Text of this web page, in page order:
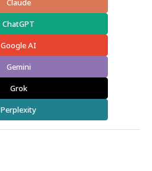
Claude
ChatGPT
Google AI
Gemini
Grok
Perplexity